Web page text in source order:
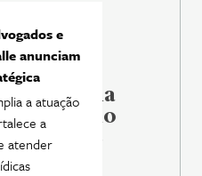
| Madrona
como
e
e
anunciam
a atuação
a
atender